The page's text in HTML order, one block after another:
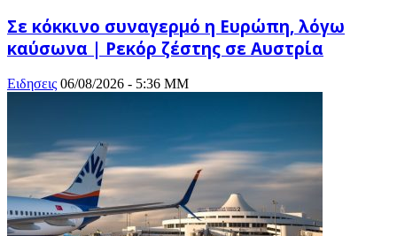
Σε κόκκινο συναγερμό η Ευρώπη, λόγω
καύσωνα | Ρεκόρ ζέστης σε Αυστρία
Ειδησεις 06/08/2026 - 5:36 ΜΜ